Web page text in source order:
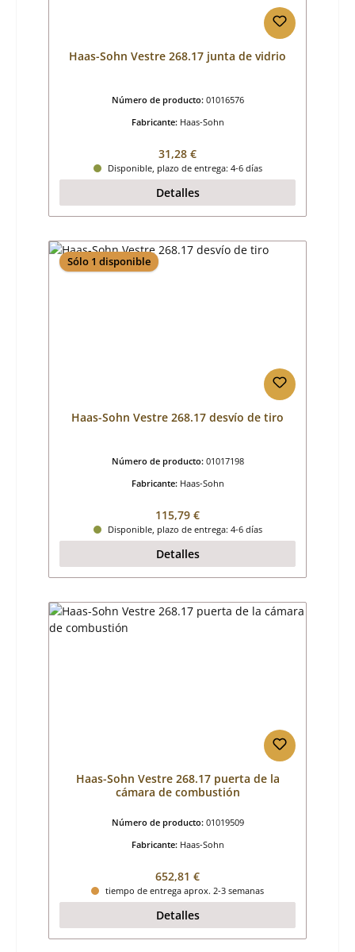
Haas-Sohn Vestre 268.17 junta de vidrio
Número de producto: 01016576
Fabricante: Haas-Sohn
Precio normal:
31,28 €
Disponible, plazo de entrega: 4-6 días
Detalles
Sólo 1 disponible
Haas-Sohn Vestre 268.17 desvío de tiro
Número de producto: 01017198
Fabricante: Haas-Sohn
Precio normal:
115,79 €
Disponible, plazo de entrega: 4-6 días
Detalles
Haas-Sohn Vestre 268.17 puerta de la
cámara de combustión
Número de producto: 01019509
Fabricante: Haas-Sohn
Precio normal:
652,81 €
tiempo de entrega aprox. 2-3 semanas
Detalles